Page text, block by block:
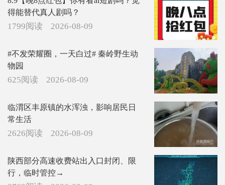
得能替代真人剧吗？
1799阅读 2026-08-09
#不发荣耀圈，一天白过# 秦岭野生动
物园
625阅读 2026-08-09
临渭区丰原镇的水浑浊，影响居民日
常生活
2626阅读 2026-08-09
陕西部分高速收费站出入口封闭、限
行，临时管控→